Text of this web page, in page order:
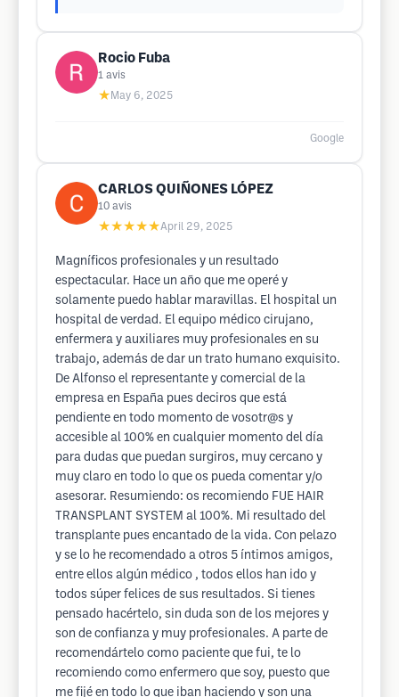
Rocio Fuba
1 avis
★ May 6, 2025
Google
CARLOS QUIÑONES LÓPEZ
10 avis
★★★★★April 29, 2025
Magníficos profesionales y un resultado
espectacular. Hace un año que me operé y
solamente puedo hablar maravillas. El hospital un
hospital de verdad. El equipo médico cirujano,
enfermera y auxiliares muy profesionales en su
trabajo, además de dar un trato humano exquisito.
De Alfonso el representante y comercial de la
empresa en España pues deciros que está
pendiente en todo momento de vosotr@s y
accesible al 100% en cualquier momento del día
para dudas que puedan surgiros, muy cercano y
muy claro en todo lo que os pueda comentar y/o
asesorar. Resumiendo: os recomiendo FUE HAIR
TRANSPLANT SYSTEM al 100%. Mi resultado del
transplante pues encantado de la vida. Con pelazo
y se lo he recomendado a otros 5 íntimos amigos,
entre ellos algún médico , todos ellos han ido y
todos súper felices de sus resultados. Si tienes
pensado hacértelo, sin duda son de los mejores y
son de confianza y muy profesionales. A parte de
recomendártelo como paciente que fui, te lo
recomiendo como enfermero que soy, puesto que
me fijé en todo lo que iban haciendo y son una